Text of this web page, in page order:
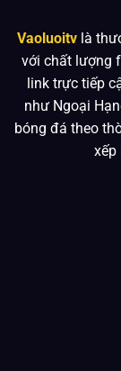
Vaoluoitv là
với chất lượng
link trực tiếp
như Ngoại
bóng đá theo
xếp